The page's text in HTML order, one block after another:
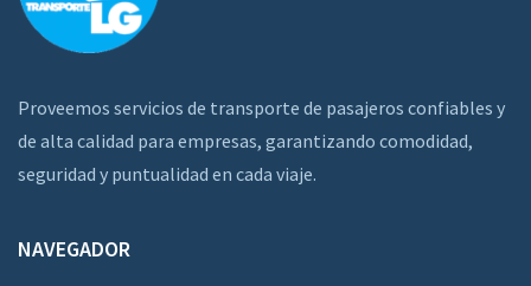
Proveemos servicios de transporte de pasajeros confiables y
de alta calidad para empresas, garantizando comodidad,
seguridad y puntualidad en cada viaje.
NAVEGADOR